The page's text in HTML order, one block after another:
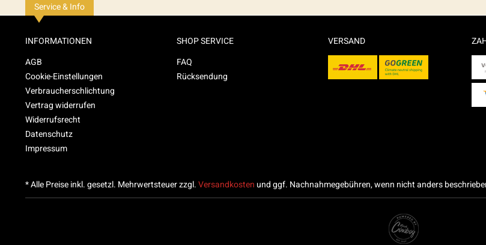
Service & Info
INFORMATIONEN
AGB
Cookie-Einstellungen
Verbraucherschlichtung
Vertrag widerrufen
Widerrufsrecht
Datenschutz
Impressum
SHOP SERVICE
FAQ
Rücksendung
VERSAND
* Alle Preise inkl. gesetzl. Mehrwertsteuer zzgl.Versandkosten und ggf. Nachnahmegebühren, wenn nicht anders